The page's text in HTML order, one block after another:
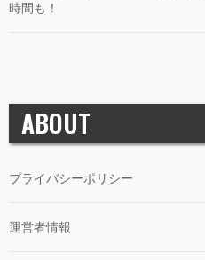
時間も！
ABOUT
プライバシーポリシー
運営者情報